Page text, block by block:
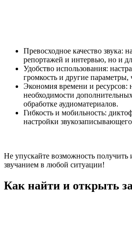
Превосходное качество звука:
репортажей и интервью, но и
Удобство использования:
громкость и другие
Экономия времени и ресурсов:
необходимости
обработке аудиоматериалов.
Гибкость и мобильность:
настройки
Не упускайте возможность получить
звучанием в любой ситуации!
Как найти и открыть